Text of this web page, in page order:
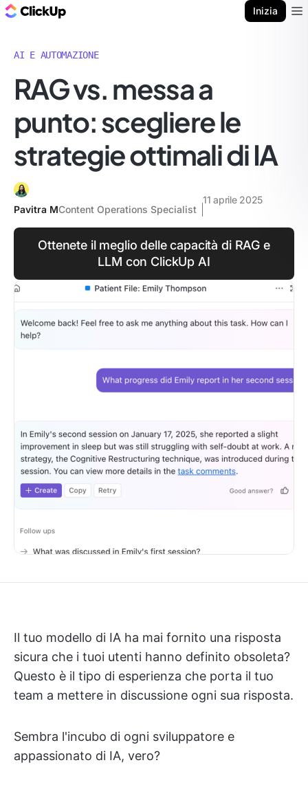
Inizia
AI E AUTOMAZIONE
RAG vs. messa a
punto: scegliere le
strategie ottimali di IA
Pavitra MContent Operations Specialist
11 aprile 2025
Ottenete il meglio delle capacità di RAG e
LLM con ClickUp AI
Il tuo modello di IA ha mai fornito una risposta
sicura che i tuoi utenti hanno definito obsoleta?
Questo è il tipo di esperienza che porta il tuo
team a mettere in discussione ogni sua risposta.
Sembra l'incubo di ogni sviluppatore e
appassionato di IA, vero?